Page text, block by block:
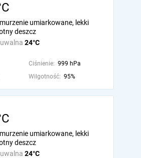
24°C
umiarkowane, lekki
deszcz
Ciśnienie: 999 hPa
Wilgotność: 95%
24°C
umiarkowane, lekki
deszcz